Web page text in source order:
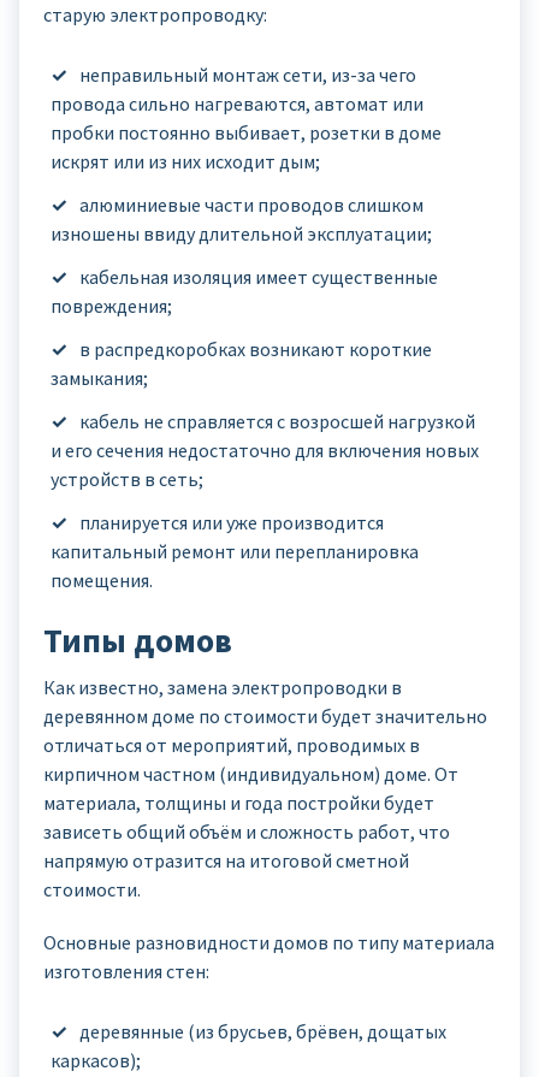
старую электропроводку:
неправильный монтаж сети, из-за чего
провода сильно нагреваются, автомат или
пробки постоянно выбивает, розетки в доме
искрят или из них исходит дым;
алюминиевые части проводов слишком
изношены ввиду длительной эксплуатации;
кабельная изоляция имеет существенные
повреждения;
в распредкоробках возникают короткие
замыкания;
кабель не справляется с возросшей нагрузкой
и его сечения недостаточно для включения новых
устройств в сеть;
планируется или уже производится
капитальный ремонт или перепланировка
помещения.
Типы домов
Как известно, замена электропроводки в
деревянном доме по стоимости будет значительно
отличаться от мероприятий, проводимых в
кирпичном частном (индивидуальном) доме. От
материала, толщины и года постройки будет
зависеть общий объём и сложность работ, что
напрямую отразится на итоговой сметной
стоимости.
Основные разновидности домов по типу материала
изготовления стен:
деревянные (из брусьев, брёвен, дощатых
каркасов);